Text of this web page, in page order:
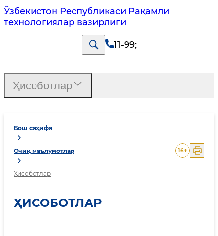
Ўзбекистон Республикаси Рақамли
технологиялар вазирлиги
11-99;
Бош саҳифа
Очиқ маълумотлар
Ҳисоботлар
16+
ҲИСОБОТЛАР
Ҳисоботлар